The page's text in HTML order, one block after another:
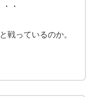
・
戦っているのか。